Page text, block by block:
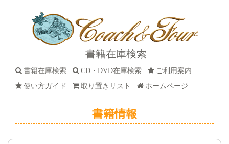
書籍在庫検索
書籍在庫検索 CD・DVD在庫検索
ご利用案内
使い方ガイド
取り置きリスト ホームページ
書籍情報